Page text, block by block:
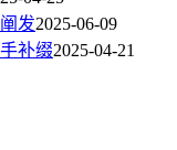
发2025-06-09
补缀2025-04-21